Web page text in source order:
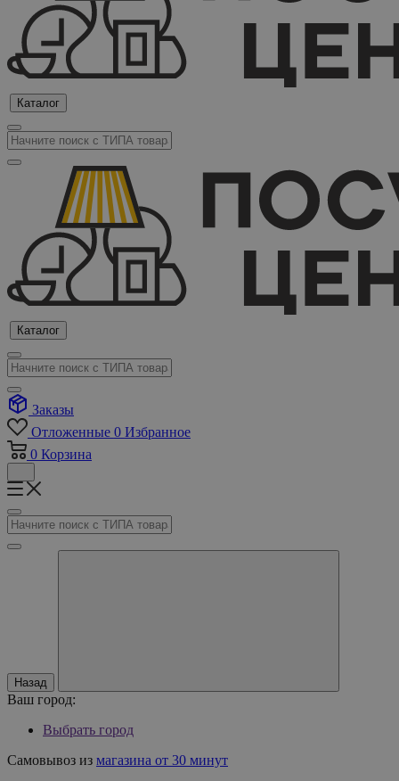
Каталог
Каталог
Заказы
Отложенные 0 Избранное
0 Корзина
Назад
Ваш город:
Выбрать город
Самовывоз из магазина от 30 минут